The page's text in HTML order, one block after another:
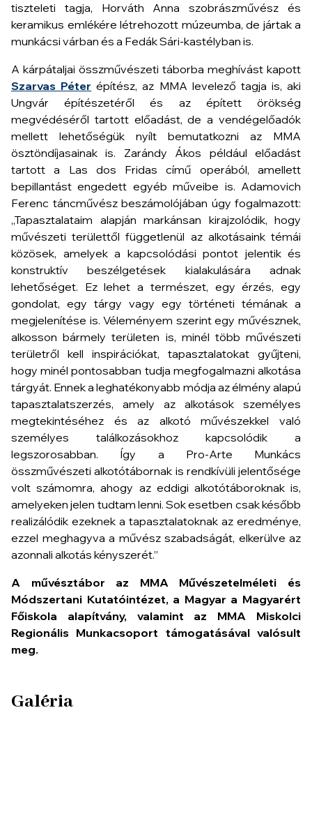
tiszteleti tagja, Horváth Anna szobrászművész és
keramikus emlékére létrehozott múzeumba, de jártak a
munkácsi várban és a Fedák Sári-kastélyban is.
A kárpátaljai összművészeti táborba meghívást kapott
Szarvas Péter építész, az MMA levelező tagja is, aki
Ungvár építészetéről és az épített örökség
megvédéséről tartott előadást, de a vendégelőadók
mellett lehetőségük nyílt bemutatkozni az MMA
ösztöndíjasainak is. Zarándy Ákos például előadást
tartott a Las dos Fridas című operából, amellett
bepillantást engedett egyéb műveibe is. Adamovich
Ferenc táncművész beszámolójában úgy fogalmazott:
„Tapasztalataim alapján markánsan kirajzolódik, hogy
művészeti területtől függetlenül az alkotásaink témái
közösek, amelyek a kapcsolódási pontot jelentik és
konstruktív beszélgetések kialakulására adnak
lehetőséget. Ez lehet a természet, egy érzés, egy
gondolat, egy tárgy vagy egy történeti témának a
megjelenítése is. Véleményem szerint egy művésznek,
alkosson bármely területen is, minél több művészeti
területről kell inspirációkat, tapasztalatokat gyűjteni,
hogy minél pontosabban tudja megfogalmazni alkotása
tárgyát. Ennek a leghatékonyabb módja az élmény alapú
tapasztalatszerzés, amely az alkotások személyes
megtekintéséhez és az alkotó művészekkel való
személyes találkozásokhoz kapcsolódik a
legszorosabban. Így a Pro-Arte Munkács
összművészeti alkotótábornak is rendkívüli jelentősége
volt számomra, ahogy az eddigi alkotótáboroknak is,
amelyeken jelen tudtam lenni. Sok esetben csak később
realizálódik ezeknek a tapasztalatoknak az eredménye,
ezzel meghagyva a művész szabadságát, elkerülve az
azonnali alkotás kényszerét.”
A művésztábor az MMA Művészetelméleti és
Módszertani Kutatóintézet, a Magyar a Magyarért
Főiskola alapítvány, valamint az MMA Miskolci
Regionális Munkacsoport támogatásával valósult
meg.
Galéria